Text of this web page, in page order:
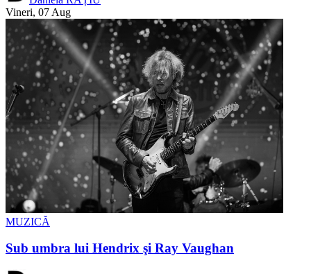
Vineri, 07 Aug
MUZICĂ
Sub umbra lui Hendrix şi Ray Vaughan